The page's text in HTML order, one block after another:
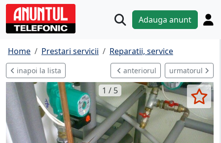
Adauga anunt
Home Prestari servicii Reparatii, service
inapoi la lista anteriorul urmatorul
1 / 5